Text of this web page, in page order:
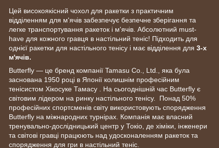
Цей високоякісний чохол для ракетки з практичним
відділенням для м'ячів забезпечує безпечне зберігання та
легке транспортування ракеток і м'ячів. Абсолютний must-
have для кожного гравця в настільний теніс! Підходить для
однієї ракетки для настільного тенісу і має відділення для 3-х
м'ячів.
Butterfly — це бренд компанії Tamasu Co., Ltd., яка була
заснована 1950 році в Японії колишнім професійним
тенісистом Хікосуке Тамасу . На сьогоднішній час Butterfly є
світовим лідером на ринку настільного тенісу. Понад 50%
професійних спортсменів світу використовують спорядження
Butterfly на міжнародних турнірах. Компанія має власний
тренувально-дослідницький центр у Токіо, де хіміки, інженери
та світові гравці працюють над удосконаленням ракеток та
спорядження для гри в настільний теніс.